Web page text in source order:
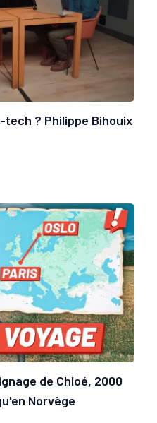
? Philippe Bihouix
de Chloé, 2000
Norvège